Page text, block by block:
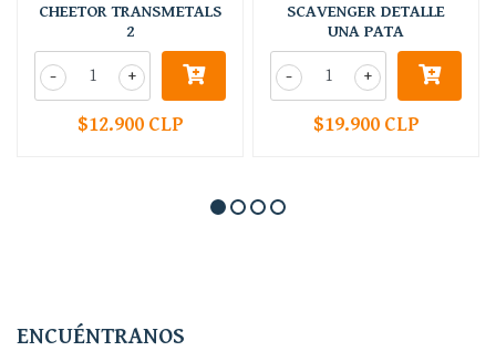
CHEETOR TRANSMETALS
2
+
-
$12.900 CLP
SCAVENGER DETALLE
UNA PATA
+
-
$19.900 CLP
ENCUÉNTRANOS